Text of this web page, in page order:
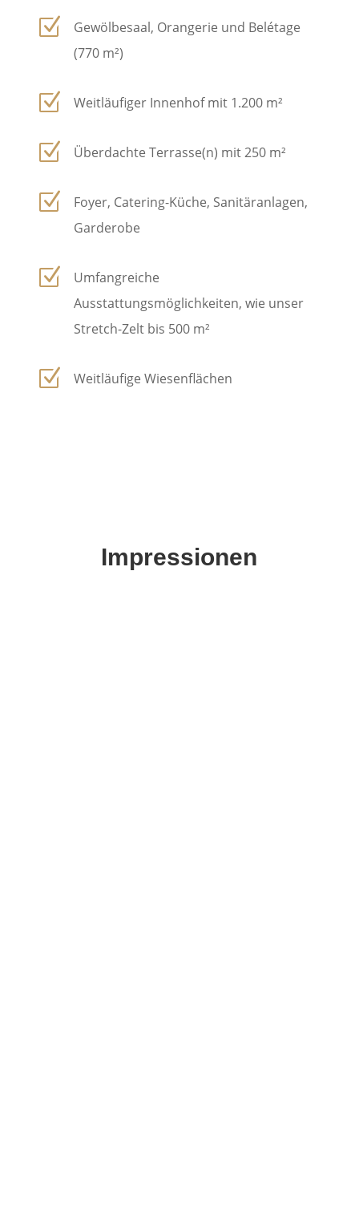
Z
Gewölbesaal, Orangerie und Belétage
(770 m²)
Z Weitläufiger Innenhof mit 1.200 m²
Z Überdachte Terrasse(n) mit 250 m²
Z
Foyer, Catering-Küche, Sanitäranlagen,
Garderobe
Z
Umfangreiche
Ausstattungsmöglichkeiten, wie unser
Stretch-Zelt bis 500 m²
Z Weitläufige Wiesenflächen
Impressionen